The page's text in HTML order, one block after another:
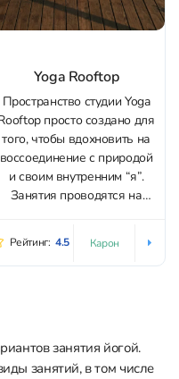
Yoga Rooftop
Пространство студии Yoga
просто создано для
того, чтобы вдохновить на
воссоединение с природой
и своим внутренним “я”.
Занятия проводятся на
Аштанга, Виньяса Флоу и
акро-йога, воздушная,
обычно включают
медитацию, пранаяму,...
Рейтинг: 4.5 Карон
занятия йогой.
занятий, в том числе